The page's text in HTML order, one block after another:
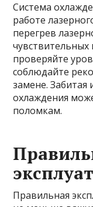
Система
работе
перегрев
проверяйте
соблюдайте
замене. Забитая
охлаждения
поломкам.
Правильная